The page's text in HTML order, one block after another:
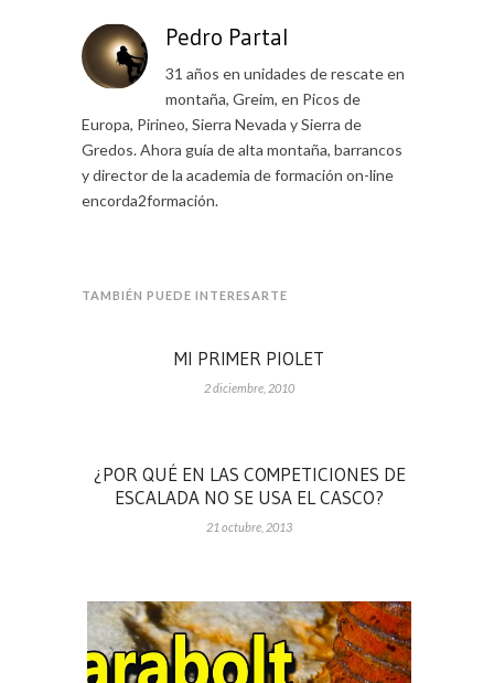
Pedro Partal
31 años en unidades de rescate en
montaña, Greim, en Picos de
Europa, Pirineo, Sierra Nevada y Sierra de
Gredos. Ahora guía de alta montaña, barrancos
y director de la academia de formación on-line
encorda2formación.
TAMBIÉN PUEDE INTERESARTE
MI PRIMER PIOLET
2 diciembre, 2010
¿POR QUÉ EN LAS COMPETICIONES DE
ESCALADA NO SE USA EL CASCO?
21 octubre, 2013